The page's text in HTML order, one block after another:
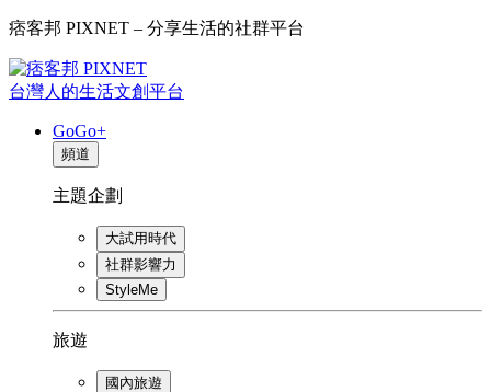
痞客邦 PIXNET – 分享生活的社群平台
台灣人的生活文創平台
GoGo+
頻道
主題企劃
大試用時代
社群影響力
StyleMe
旅遊
國內旅遊